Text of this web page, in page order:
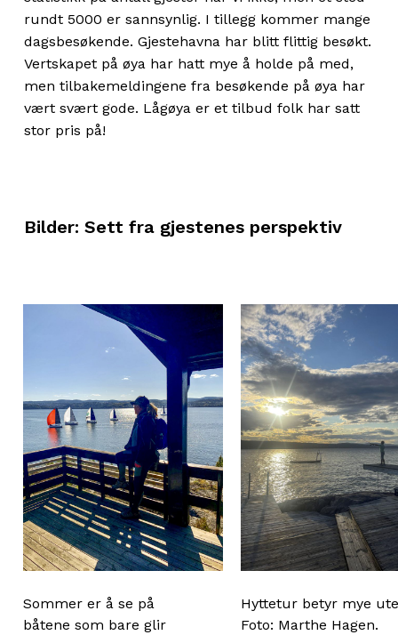
rundt 5000 er sannsynlig. I tillegg kommer mange
dagsbesøkende. Gjestehavna har blitt flittig besøkt.
Vertskapet på øya har hatt mye å holde på med,
men tilbakemeldingene fra besøkende på øya har
vært svært gode. Lågøya er et tilbud folk har satt
stor pris på!
Bilder: Sett fra gjestenes perspektiv
Sommer er å se på
båtene som bare glir
Hyttetur betyr mye
Foto: Marthe Hagen.